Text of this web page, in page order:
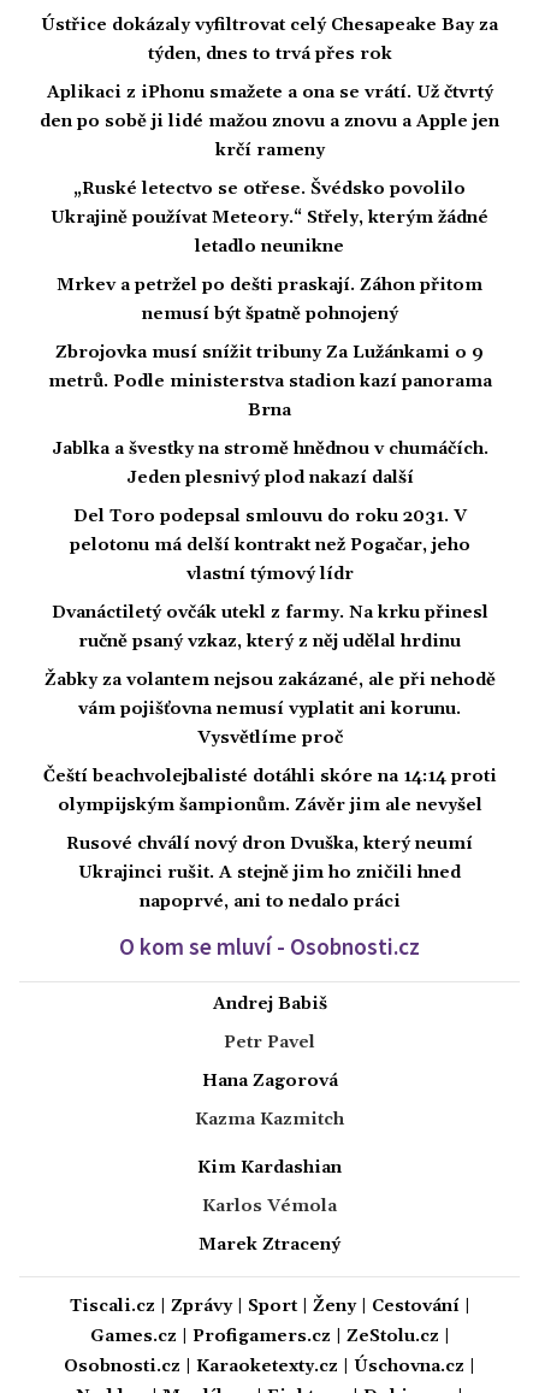
Ústřice dokázaly vyfiltrovat celý Chesapeake Bay za
týden, dnes to trvá přes rok
Aplikaci z iPhonu smažete a ona se vrátí. Už čtvrtý
den po sobě ji lidé mažou znovu a znovu a Apple jen
krčí rameny
„Ruské letectvo se otřese. Švédsko povolilo
Ukrajině používat Meteory.“ Střely, kterým žádné
letadlo neunikne
Mrkev a petržel po dešti praskají. Záhon přitom
nemusí být špatně pohnojený
Zbrojovka musí snížit tribuny Za Lužánkami o 9
metrů. Podle ministerstva stadion kazí panorama
Brna
Jablka a švestky na stromě hnědnou v chumáčích.
Jeden plesnivý plod nakazí další
Del Toro podepsal smlouvu do roku 2031. V
pelotonu má delší kontrakt než Pogačar, jeho
vlastní týmový lídr
Dvanáctiletý ovčák utekl z farmy. Na krku přinesl
ručně psaný vzkaz, který z něj udělal hrdinu
Žabky za volantem nejsou zakázané, ale při nehodě
vám pojišťovna nemusí vyplatit ani korunu.
Vysvětlíme proč
Čeští beachvolejbalisté dotáhli skóre na 14:14 proti
olympijským šampionům. Závěr jim ale nevyšel
Rusové chválí nový dron Dvuška, který neumí
Ukrajinci rušit. A stejně jim ho zničili hned
napoprvé, ani to nedalo práci
O kom se mluví - Osobnosti.cz
Andrej Babiš
Petr Pavel
Hana Zagorová
Kazma Kazmitch
Kim Kardashian
Karlos Vémola
Marek Ztracený
Tiscali.cz Zprávy| Sport| Ženy| Cestování|
Games.cz
Profigamers.cz ZeStolu.cz
Osobnosti.cz
Karaoketexty.cz Úschovna.cz